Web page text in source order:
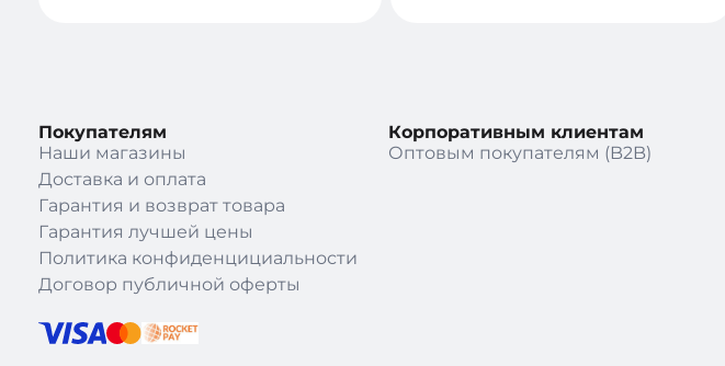
Покупателям
Наши магазины
Доставка и оплата
Гарантия и возврат товара
Гарантия лучшей цены
Политика конфиденцициальности
Договор публичной оферты
Корпоративным клиентам
Оптовым покупателям (B2B)